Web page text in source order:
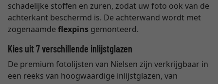
schadelijke stoffen en zuren, zodat uw foto ook van de
achterkant beschermd is. De achterwand wordt met
zogenaamde flexpins gemonteerd.
Kies uit 7 verschillende inlijstglazen
De premium fotolijsten van Nielsen zijn verkrijgbaar in
een reeks van hoogwaardige inlijstglazen, van